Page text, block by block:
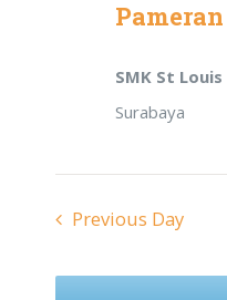
SMK St
Surabaya
Previous Day